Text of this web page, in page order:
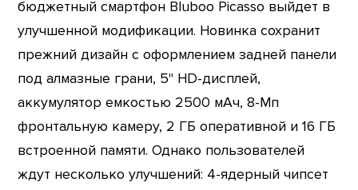
бюджетный смартфон Bluboo Picasso выйдет в
улучшенной модификации. Новинка сохранит
прежний дизайн с оформлением задней панели
под алмазные грани, 5" HD-дисплей,
аккумулятор емкостью 2500 мАч, 8-Мп
фронтальную камеру, 2 ГБ оперативной и 16 ГБ
встроенной памяти. Однако пользователей
ждут несколько улучшений: 4-ядерный чипсет